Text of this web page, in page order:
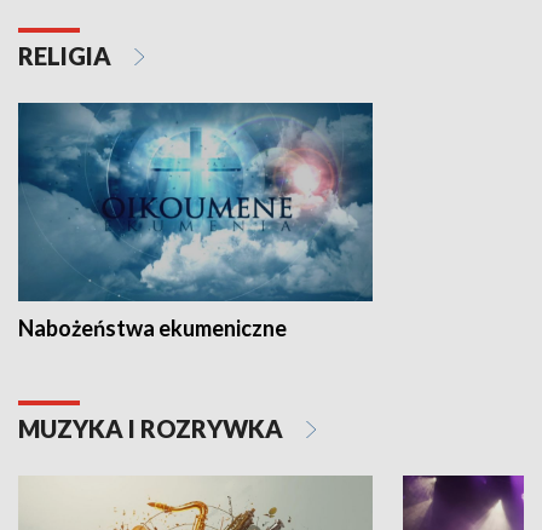
RELIGIA
Nabożeństwa ekumeniczne
MUZYKA I ROZRYWKA